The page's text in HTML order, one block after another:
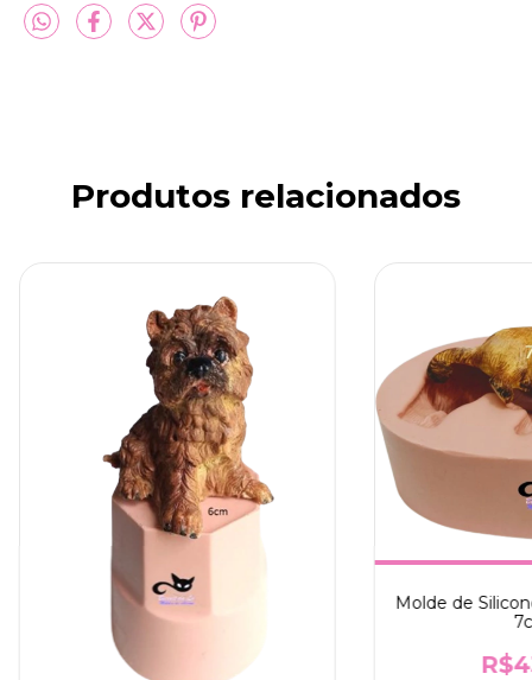
Produtos relacionados
Molde de